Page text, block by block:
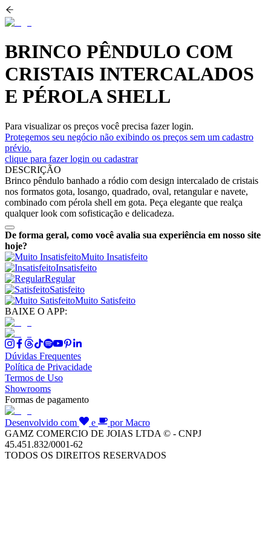
BRINCO PÊNDULO COM
CRISTAIS INTERCALADOS
E PÉROLA SHELL
Para visualizar os preços você precisa fazer login.
Protegemos seu negócio não exibindo os preços sem um cadastro
prévio.
clique para fazer login ou cadastrar
DESCRIÇÃO
Brinco pêndulo banhado a ródio com design intercalado de cristais
nos formatos gota, losango, quadrado, oval, retangular e navete,
combinado com pérola shell em gota. Peça elegante que realça
qualquer look com sofisticação e delicadeza.
De forma geral, como você avalia sua experiência em nosso site
hoje?
Muito Insatisfeito
Insatisfeito
Regular
Satisfeito
Muito Satisfeito
BAIXE O APP:
Dúvidas Frequentes
Política de Privacidade
Termos de Uso
Showrooms
Formas de pagamento
Desenvolvido com e
por Macro
GAMZ COMERCIO DE JOIAS LTDA © - CNPJ
45.451.832/0001-62
TODOS OS DIREITOS RESERVADOS